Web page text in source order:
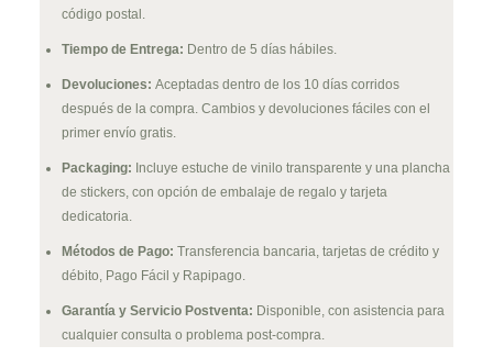
código postal.
Tiempo de Entrega: Dentro de 5 días hábiles.
Devoluciones: Aceptadas dentro de los 10 días corridos
después de la compra. Cambios y devoluciones fáciles con el
primer envío gratis.
Packaging: Incluye estuche de vinilo transparente y una plancha
de stickers, con opción de embalaje de regalo y tarjeta
dedicatoria.
Métodos de Pago: Transferencia bancaria, tarjetas de crédito y
débito, Pago Fácil y Rapipago.
Garantía y Servicio Postventa: Disponible, con asistencia para
cualquier consulta o problema post-compra.